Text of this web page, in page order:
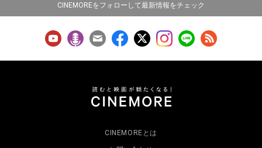
CINEMOREをフォローして最新情報をチェック
CINEMOREとは